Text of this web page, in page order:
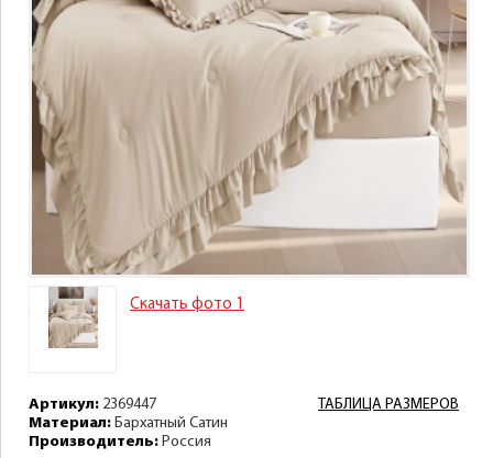
Скачать фото 1
ТАБЛИЦА РАЗМЕРОВ
Артикул: 2369447
Материал: Бархатный Сатин
Производитель: Россия